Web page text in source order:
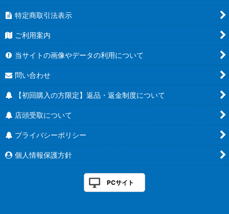
特定商取引法表示
ご利用案内
当サイトの画像やデータの利用について
問い合わせ
【初回購入の方限定】返品・返金制度について
店頭受取について
プライバシーポリシー
個人情報保護方針
PCサイト